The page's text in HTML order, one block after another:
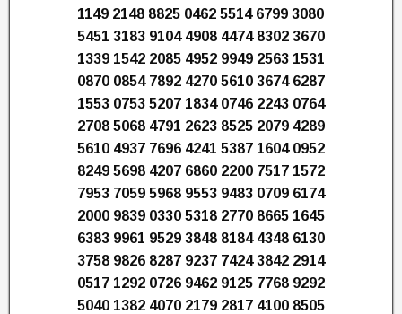
1149 2148 8825 0462 5514 6799 3080
5451 3183 9104 4908 4474 8302 3670
1339 1542 2085 4952 9949 2563 1531
0870 0854 7892 4270 5610 3674 6287
1553 0753 5207 1834 0746 2243 0764
2708 5068 4791 2623 8525 2079 4289
5610 4937 7696 4241 5387 1604 0952
8249 5698 4207 6860 2200 7517 1572
7953 7059 5968 9553 9483 0709 6174
2000 9839 0330 5318 2770 8665 1645
6383 9961 9529 3848 8184 4348 6130
3758 9826 8287 9237 7424 3842 2914
0517 1292 0726 9462 9125 7768 9292
5040 1382 4070 2179 2817 4100 8505